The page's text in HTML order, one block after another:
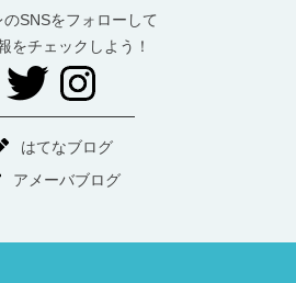
のSNSをフォローして
をチェックしよう！
はてなブログ
アメーバブログ